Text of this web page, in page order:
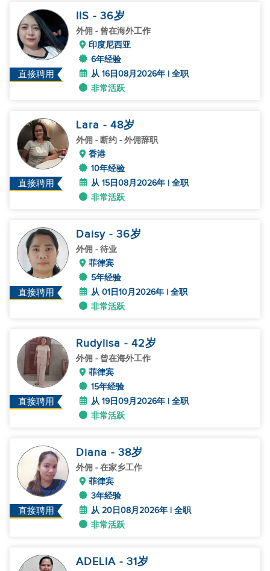
直接聘用
IIS - 36岁
外佣 - 曾在海外工作
印度尼西亚
6年经验
从 16日08月2026年 | 全职
非常活跃
直接聘用
Lara - 48岁
外佣 - 断约 - 外佣辞职
香港
10年经验
从 15日08月2026年 | 全职
非常活跃
直接聘用
Daisy - 36岁
外佣 - 待业
菲律宾
5年经验
从 01日10月2026年 | 全职
非常活跃
直接聘用
Rudylisa - 42岁
外佣 - 曾在海外工作
菲律宾
15年经验
从 19日09月2026年 | 全职
非常活跃
直接聘用
Diana - 38岁
外佣 - 在家乡工作
菲律宾
3年经验
从 20日08月2026年 | 全职
非常活跃
ADELIA - 31岁